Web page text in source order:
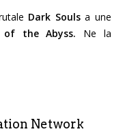
Dark Soulsa une
of the Abyss. Ne la
Network